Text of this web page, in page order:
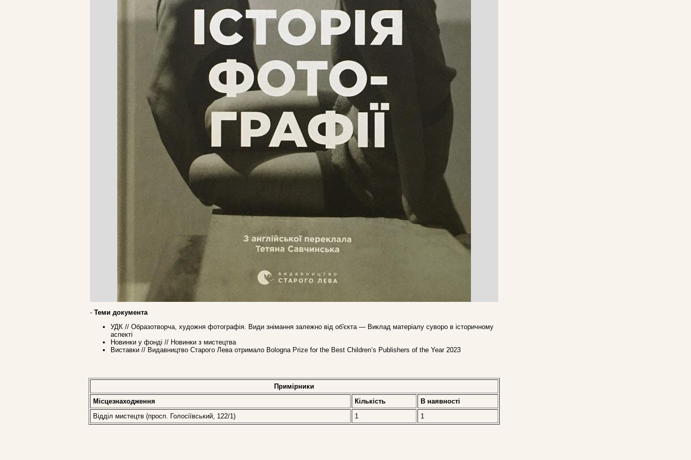
- Теми документа
УДК // Образотворча, художня фотографія. Види знімання залежно від об'єкта — Виклад матеріалу суворо в історичному
аспекті
Новинки у фонді // Новинки з мистецтва
Виставки // Видавництво Старого Лева отримало Bologna Prize for the Best Children’s Publishers of the Year 2023
Примірники
Місцезнаходження
Кількість
В наявностi
Відділ мистецтв (просп. Голосіївський, 122/1)
1 1